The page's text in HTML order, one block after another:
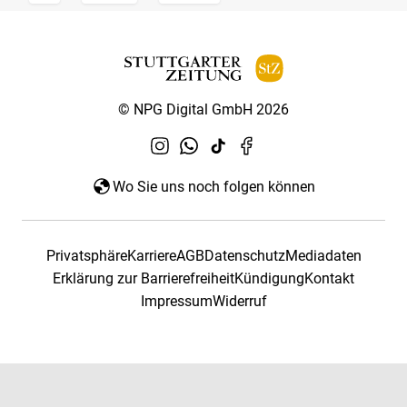
© NPG Digital GmbH 2026
Wo Sie uns noch folgen können
PrivatsphäreKarriereAGBDatenschutzMediadaten
Erklärung zur BarrierefreiheitKündigungKontakt
ImpressumWiderruf